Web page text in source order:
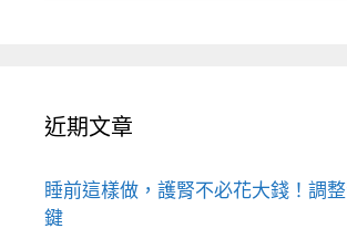
近期文章
睡前這樣做，護腎不必花大錢！調
鍵